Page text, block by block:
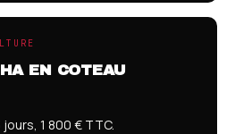
EN COTEAU
1 800 € TTC.